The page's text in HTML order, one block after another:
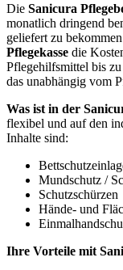
Die Sanicura
monatlich dringend
geliefert zu
Pflegekasse die
Pflegehilfsmittel bis
das unabhängig vom
Was ist in der
flexibel und auf den
Inhalte sind:
Mundschutz /
Schutzschürzen
Hände- und
Ihre Vorteile mit